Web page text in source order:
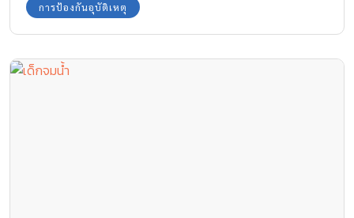
การป้องกันอุบัติเหตุ